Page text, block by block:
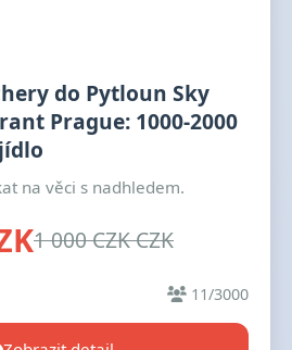
do Pytloun Sky
Prague: 1000-2000
na věci s nadhledem.
1 000 CZK CZK
11/3000